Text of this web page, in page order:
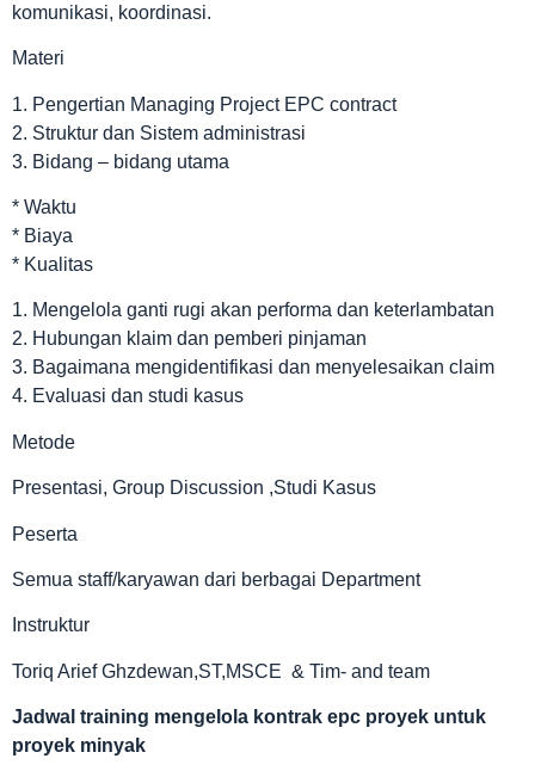
komunikasi, koordinasi.
Materi
1. Pengertian Managing Project EPC contract
2. Struktur dan Sistem administrasi
3. Bidang – bidang utama
* Waktu
* Biaya
* Kualitas
1. Mengelola ganti rugi akan performa dan keterlambatan
2. Hubungan klaim dan pemberi pinjaman
3. Bagaimana mengidentifikasi dan menyelesaikan claim
4. Evaluasi dan studi kasus
Metode
Presentasi, Group Discussion ,Studi Kasus
Peserta
Semua staff/karyawan dari berbagai Department
Instruktur
Toriq Arief Ghzdewan,ST,MSCE & Tim- and team
Jadwal training mengelola kontrak epc proyek untuk
proyek minyak